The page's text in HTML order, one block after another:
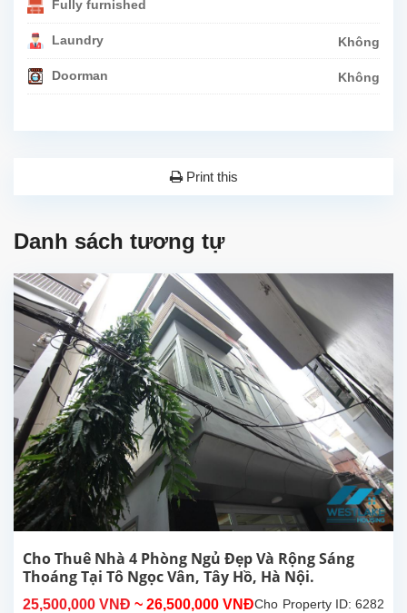
Fully furnished
Laundry Không
Doorman Không
Print this
Danh sách tương tự
Cho Thuê Nhà 4 Phòng Ngủ Đẹp Và Rộng Sáng
Thoáng Tại Tô Ngọc Vân, Tây Hồ, Hà Nội.
25,500,000 VNĐ ~ 26,500,000 VNĐ Property ID: 6282
Cho